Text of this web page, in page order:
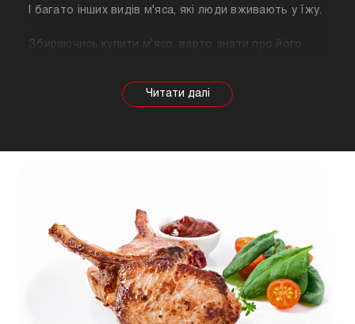
І багато інших видів м'яса, які люди вживають у їжу.
Збираючись купити м'ясо, варто знати про його
залежності від тварини властивості продукту
будуть змінюватися, так само як рекомендації
підійде для людей, які сидять на дієті.